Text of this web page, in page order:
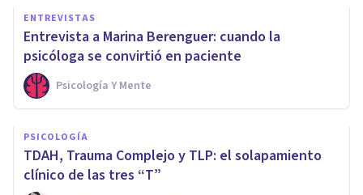
ENTREVISTAS
Entrevista a Marina Berenguer: cuando la
psicóloga se convirtió en paciente
Psicología Y Mente
PSICOLOGÍA
TDAH, Trauma Complejo y TLP: el solapamiento
clínico de las tres “T”